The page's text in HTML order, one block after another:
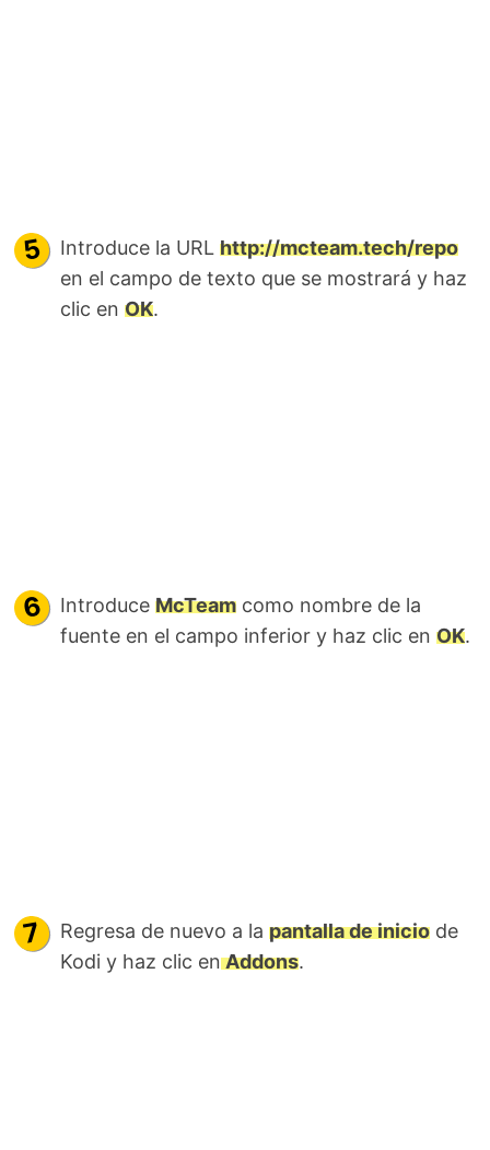
Introduce la URL http://mcteam.tech/repo
en el campo de texto que se mostrará y haz
clic en OK.
Introduce McTeam como nombre de la
fuente en el campo inferior y haz clic en OK.
Regresa de nuevo a la pantalla de inicio de
Kodi y haz clic enAddons.